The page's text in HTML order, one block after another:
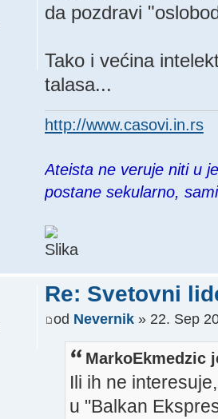
da pozdravi
Tako i većina
talasa...
http://www.casovi.in.rs
Ateista ne veruje niti u
postane sekularno,
Re: Svetovni
od Nevernik» 22. Sep
MarkoEkmedzic
Ili ih ne
u "Balkan